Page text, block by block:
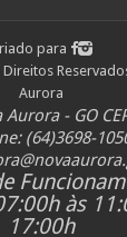
para
Aurora
- GO
(64)3698-
às
17:00h